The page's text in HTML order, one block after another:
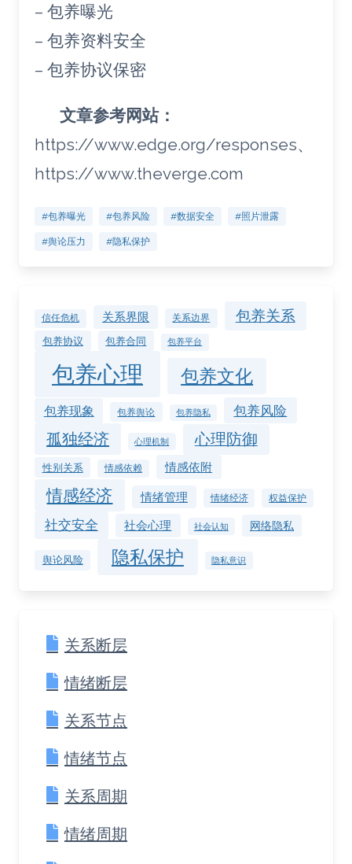
– 包养曝光
– 包养资料安全
– 包养协议保密
文章参考网站：
https://www.edge.org/responses、
https://www.theverge.com
#包养曝光 #包养风险 #数据安全 #照片泄露
#舆论压力 #隐私保护
信任危机 关系界限 关系边界 包养关系
包养协议 包养合同 包养平台
包养心理 包养文化
包养现象 包养舆论 包养隐私 包养风险
孤独经济 心理机制 心理防御
性别关系 情感依赖 情感依附
情感经济 情绪管理 情绪经济 权益保护
社交安全 社会心理 社会认知 网络隐私
舆论风险 隐私保护 隐私意识
关系断层
情绪断层
关系节点
情绪节点
关系周期
情绪周期